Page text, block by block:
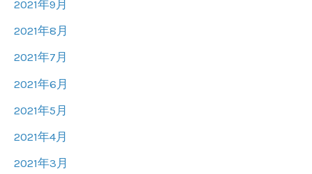
2021年9月
2021年8月
2021年7月
2021年6月
2021年5月
2021年4月
2021年3月